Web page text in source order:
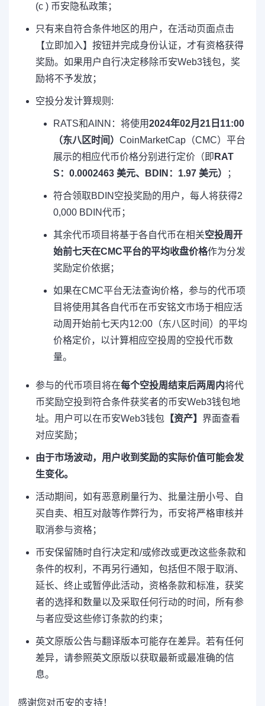
(c ) 币安隐私政策；
只有来自符合条件地区的用户，在活动页面点击
【立即加入】按钮并完成身份认证，才有资格获得
奖励。如果用户自行决定移除币安Web3钱包，奖
励将不予发放；
空投分发计算规则:
RATS和AINN：将使用2024年02月21日11:00
（东八区时间） CoinMarketCap（CMC）平台
展示的相应代币价格分别进行定价（即 RAT
S：0.0002463 美元、BDIN：1.97 美元）
；
符合领取BDIN空投奖励的用户，每人将获得2
0,000 BDIN代币；
其余代币项目将基于各自代币在相关空投周开
始前七天在CMC平台的平均收盘价格作为分发
奖励定价依据；
如果在CMC平台无法查询价格，参与的代币项
目将使用其各自代币在币安铭文市场于相应活
动周开始前七天内12:00（东八区时间）的平均
价格定价，以计算相应空投周的空投代币数
量。
参与的代币项目将在每个空投周结束后两周内将代
币奖励空投到符合条件获奖者的币安Web3钱包地
址。用户可以在币安Web3钱包 【资产】 界面查看
对应奖励；
由于市场波动，用户收到奖励的实际价值可能会发
生变化。
活动期间，如有恶意刷量行为、批量注册小号、自
买自卖、相互对敲等作弊行为，币安将严格审核并
取消参与资格；
币安保留随时自行决定和/或修改或更改这些条款和
条件的权利，不再另行通知，包括但不限于取消、
延长、终止或暂停此活动，资格条款和标准，获奖
者的选择和数量以及采取任何行动的时间，所有参
与者应受这些修订条款的约束；
英文原版公告与翻译版本可能存在差异。若有任何
差异，请参照英文原版以获取最新或最准确的信
息。
感谢您对币安的支持！